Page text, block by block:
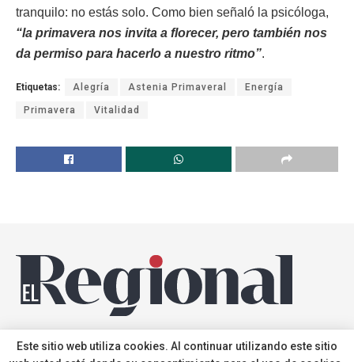
tranquilo: no estás solo. Como bien señaló la psicóloga,
“la primavera nos invita a florecer, pero también nos
da permiso para hacerlo a nuestro ritmo”.
Etiquetas: Alegría Astenia Primaveral Energía
Primavera Vitalidad
2025 © Pro.Majoreras
Este sitio web utiliza cookies. Al continuar utilizando este sitio